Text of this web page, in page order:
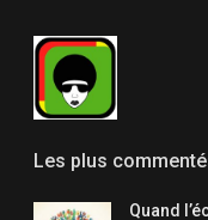
Les plus
Quand